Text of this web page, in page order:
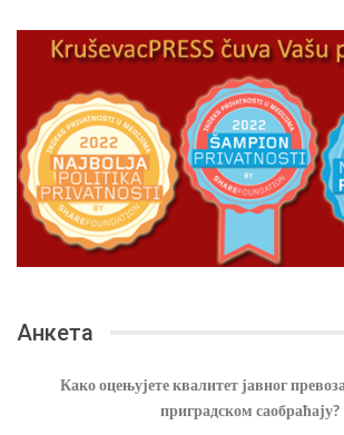
Анкета
Како оцењујете квалитет јавног
приградском саобраћају?